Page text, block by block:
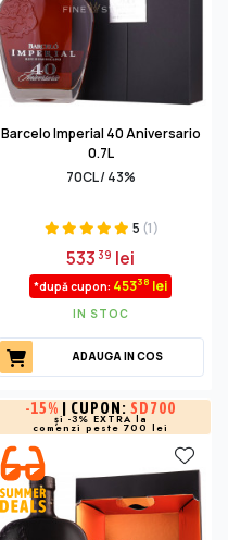
Barcelo Imperial 40 Aniversario
0.7L
70CL / 43%
5 (1)
533 39 lei
*după cupon: 45338 lei
IN STOC
ADAUGA IN COS
-15% | CUPON: SD700
și -3% EXTRA la
comenzi peste 700 lei